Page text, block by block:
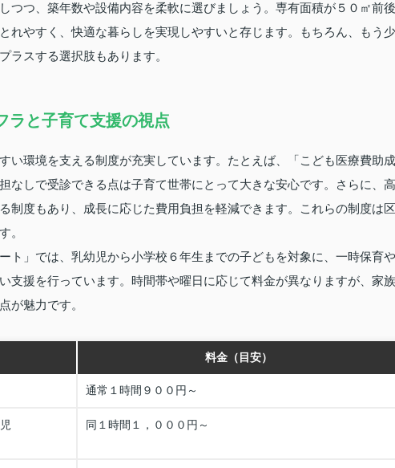
つつ、築年数や設備内容を柔軟に選びましょう。専有面積が５０㎡前後
れやすく、快適な暮らしを実現しやすいと存じます。もちろん、もう少
ラスする選択肢もあります。
ラと子育て支援の視点
い環境を支える制度が充実しています。たとえば、「こども医療費助成
なしで受診できる点は子育て世帯にとって大きな安心です。さらに、高
制度もあり、成長に応じた費用負担を軽減できます。これらの制度は区
。
ト」では、乳幼児から小学校６年生までの子どもを対象に、一時保育や
支援を行っています。時間帯や曜日に応じて料金が異なりますが、家族
が魅力です。
料金（目安）
通常１時間９００円～
同１時間１，０００円～